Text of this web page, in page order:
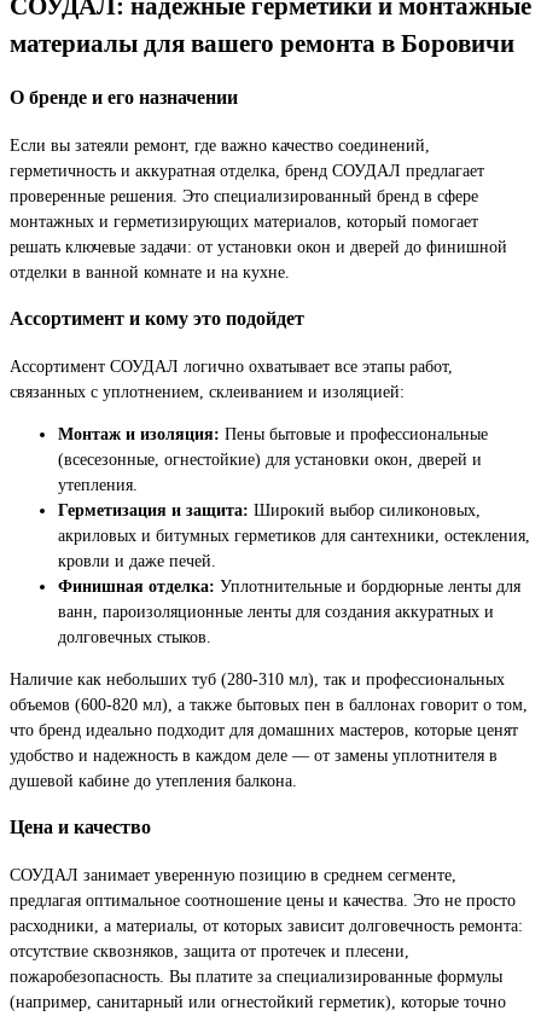
материалы для вашего ремонта в Боровичи
О бренде и его назначении
Если вы затеяли ремонт, где важно качество соединений,
герметичность и аккуратная отделка, бренд СОУДАЛ предлагает
проверенные решения. Это специализированный бренд в сфере
монтажных и герметизирующих материалов, который помогает
решать ключевые задачи: от установки окон и дверей до финишной
отделки в ванной комнате и на кухне.
Ассортимент и кому это подойдет
Ассортимент СОУДАЛ логично охватывает все этапы работ,
связанных с уплотнением, склеиванием и изоляцией:
Монтаж и изоляция: Пены бытовые и профессиональные
(всесезонные, огнестойкие) для установки окон, дверей и
утепления.
Герметизация и защита: Широкий выбор силиконовых,
акриловых и битумных герметиков для сантехники, остекления,
кровли и даже печей.
Финишная отделка: Уплотнительные и бордюрные ленты для
ванн, пароизоляционные ленты для создания аккуратных и
долговечных стыков.
Наличие как небольших туб (280-310 мл), так и профессиональных
объемов (600-820 мл), а также бытовых пен в баллонах говорит о том,
что бренд идеально подходит для домашних мастеров, которые ценят
удобство и надежность в каждом деле — от замены уплотнителя в
душевой кабине до утепления балкона.
Цена и качество
СОУДАЛ занимает уверенную позицию в среднем сегменте,
предлагая оптимальное соотношение цены и качества. Это не просто
расходники, а материалы, от которых зависит долговечность ремонта:
отсутствие сквозняков, защита от протечек и плесени,
пожаробезопасность. Вы платите за специализированные формулы
(например, санитарный или огнестойкий герметик), которые точно